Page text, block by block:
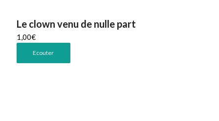
Le clown venu de nulle part
1,00€
Ecouter